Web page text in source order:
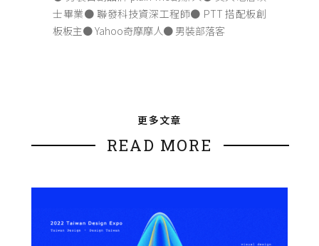
士畢業● 聯發科技資深工程師● PTT 搭配板創
板板主● Yahoo奇摩摩人● 男裝部落客
更多文章
READ MORE